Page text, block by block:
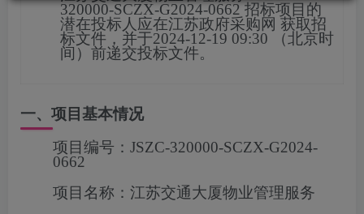
320000-SCZX-G2024-0662 招标项目的
潜在投标人应在江苏政府采购网 获取招
标文件，并于2024-12-19 09:30 （北京时
间）前递交投标文件。
一、项目基本情况
项目编号： JSZC-320000-SCZX-G2024-
0662
项目名称： 江苏交通大厦物业管理服务